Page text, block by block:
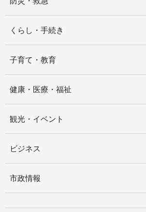
くらし・手続き
子育て・教育
健康・医療・福祉
観光・イベント
ビジネス
市政情報